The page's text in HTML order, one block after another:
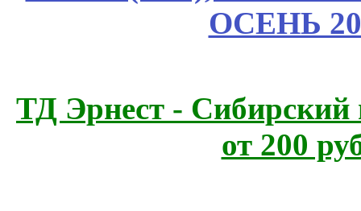
ОСЕНЬ
ТД Эрнест - Сибирский
от 200